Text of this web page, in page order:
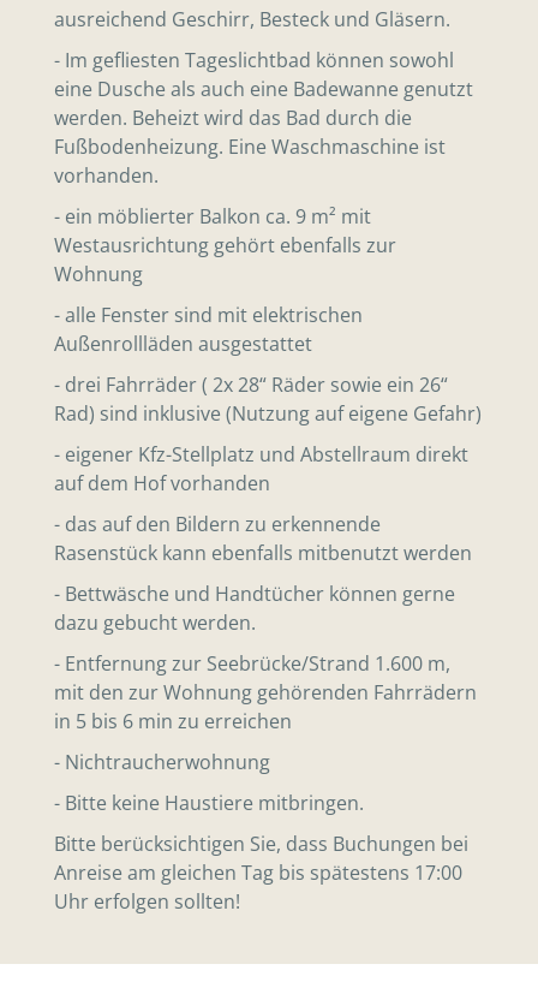
ausreichend Geschirr, Besteck und Gläsern.
- Im gefliesten Tageslichtbad können sowohl
eine Dusche als auch eine Badewanne genutzt
werden. Beheizt wird das Bad durch die
Fußbodenheizung. Eine Waschmaschine ist
vorhanden.
- ein möblierter Balkon ca. 9 m² mit
Westausrichtung gehört ebenfalls zur
Wohnung
- alle Fenster sind mit elektrischen
Außenrollläden ausgestattet
- drei Fahrräder ( 2x 28“ Räder sowie ein 26“
Rad) sind inklusive (Nutzung auf eigene Gefahr)
- eigener Kfz-Stellplatz und Abstellraum direkt
auf dem Hof vorhanden
- das auf den Bildern zu erkennende
Rasenstück kann ebenfalls mitbenutzt werden
- Bettwäsche und Handtücher können gerne
dazu gebucht werden.
- Entfernung zur Seebrücke/Strand 1.600 m,
mit den zur Wohnung gehörenden Fahrrädern
in 5 bis 6 min zu erreichen
- Nichtraucherwohnung
- Bitte keine Haustiere mitbringen.
Bitte berücksichtigen Sie, dass Buchungen bei
Anreise am gleichen Tag bis spätestens 17:00
Uhr erfolgen sollten!